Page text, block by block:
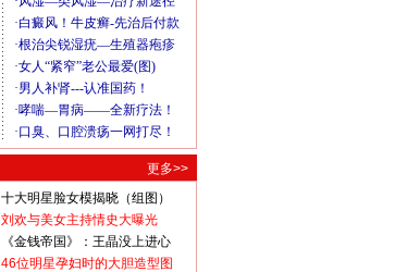
更多>>
十大明星脸女模揭晓（组图）
刘欢与美女主持情史大曝光
《金钱帝国》：王晶没上进心
46位明星孕妇时的大胆造型图